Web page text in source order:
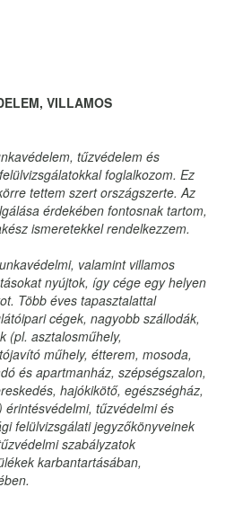
VILLAMOS
tűzvédelem és
foglalkozom. Ez
tettem szert országszerte. Az
érdekében fontosnak tartom,
ismeretekkel rendelkezzem.
valamint villamos
nyújtok, így cége egy helyen
Több éves tapasztalattal
cégek, nagyobb szállodák,
(pl. asztalosműhely,
műhely, étterem, mosoda,
és apartmanház, szépségszalon,
hajókikötő, egészségház,
tűzvédelmi és
felülvizsgálati jegyzőkönyveinek
szabályzatok
karbantartásában,